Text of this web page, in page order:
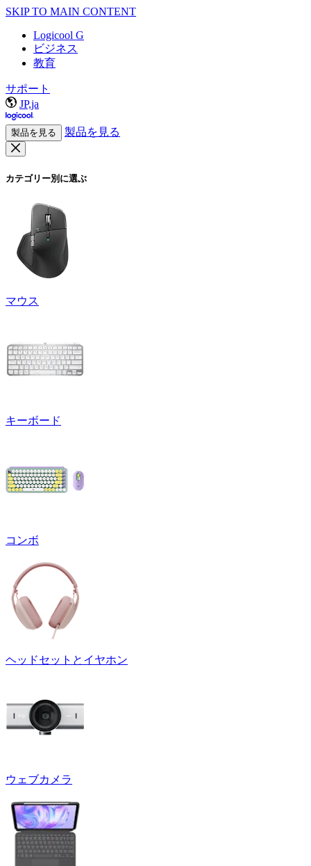
SKIP TO MAIN CONTENT
Logicool G
ビジネス
教育
サポート
JP,ja
製品を見る 製品を見る
カテゴリー別に選ぶ
マウス
キーボード
コンボ
ヘッドセットとイヤホン
ウェブカメラ